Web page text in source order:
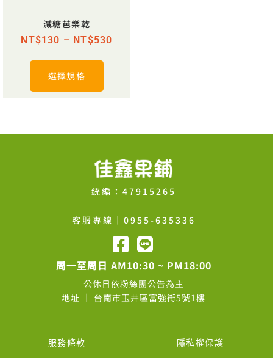
減糖芭樂乾
NT$130 – NT$530
選擇規格
統編：47915265
客服專線│0955-635336
周一至周日 AM10:30 ~ PM18:00
公休日依粉絲團公告為主
地址 │ 台南市玉井區富強街5號1樓
服務條款 隱私權保護